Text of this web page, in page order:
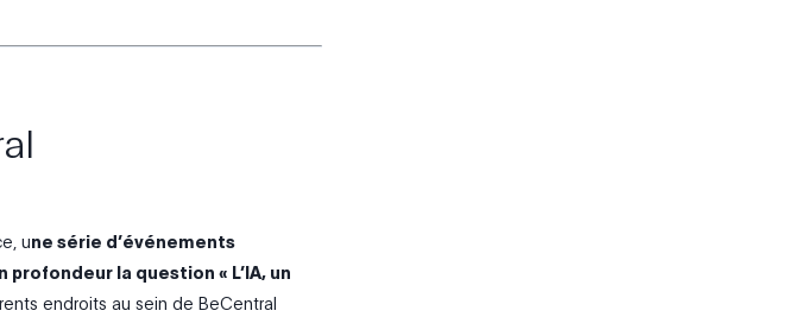
une série d’événements
la question « L’IA, un
endroits au sein de BeCentral